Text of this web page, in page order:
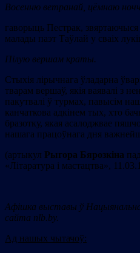
Восенню ветранай, цёмнаю
гаворыць Пестрак,
малады паэт Таўлай у сваіх
Пілую вершам краты.
Стыхія лірычнага ўладарна
тварам вершаў, якія ваявалі з
пакутвалі ў турмах, павысім
канчаткова адкінем тых, хто
бразотку, якая асалоджвае
нашага працоўнага дня
(артыкул Рыгора Бярозкіна
«Літаратура і мастацтва»,
Афішка выставы ў
сайта nlb.by.
Ад нашых чытачоў: